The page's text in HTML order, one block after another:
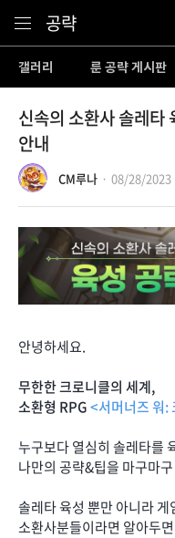
공략
갤러리 룬 공략 게시판
신속의 소환사 솔레타
안내
CM루나 08/28/2023
안녕하세요.
무한한 크로니클의 세계,
소환형 RPG<서머너즈 워:
누구보다 열심히 솔레타를
나만의 공략&팁을 마구마
솔레타 육성 뿐만 아니라
소환사분들이라면 알아두